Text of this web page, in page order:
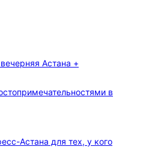
Астана +
в